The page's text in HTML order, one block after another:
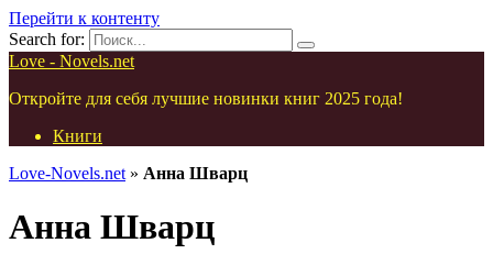
Перейти к контенту
Search for:
Love - Novels.net
Откройте для себя лучшие новинки книг 2025 года!
Книги
Love-Novels.net » Анна Шварц
Анна Шварц